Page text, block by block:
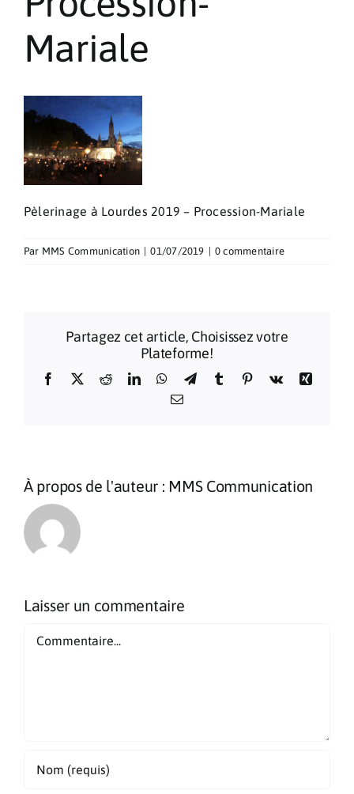
Contact
Mariale
Pèlerinage à Lourdes 2019 – Procession-Mariale
Par MMS Communication 01/07/2019 0 commentaire
Partagez cet article, Choisissez votre
Plateforme!
Facebook
X RedditLinkedInWhatsApp
TelegramTumblr Pinterest
Vk
Xing
Email
À propos de l'auteur : MMS Communication
Laisser un commentaire
Commentaire